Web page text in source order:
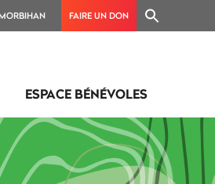
FAIRE UN DON
ESPACE BÉNÉVOLES